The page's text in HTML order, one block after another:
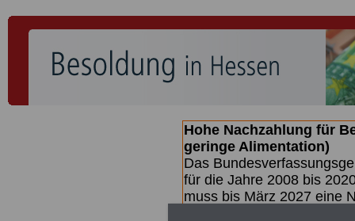
Hohe Nachzahlung für
geringe Alimentation)
Das
für die Jahre 2008 bis
muss bis März 2027 eine